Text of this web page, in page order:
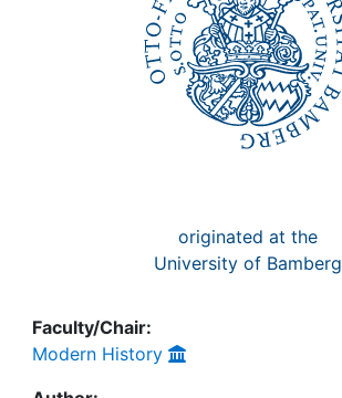
originated at the
University of Bamberg
Faculty/Chair:
Modern History